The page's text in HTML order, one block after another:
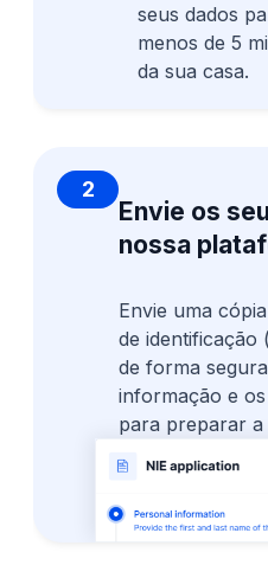
seus dados
menos de 5
da sua casa.
2
Envie os
nossa
Envie uma
de identificação
de forma
informação e
para preparar a